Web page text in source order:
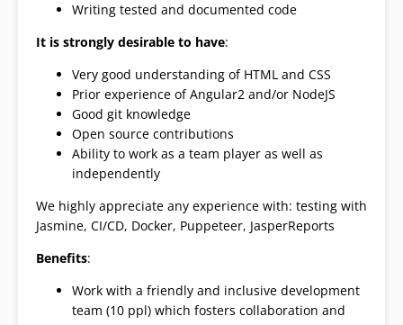
Writing tested and documented code
It is strongly desirable to have:
Very good understanding of HTML and CSS
Prior experience of Angular2 and/or NodeJS
Good git knowledge
Open source contributions
Ability to work as a team player as well as
independently
We highly appreciate any experience with: testing with
Jasmine, CI/CD, Docker, Puppeteer, JasperReports
Benefits:
Work with a friendly and inclusive development
team (10 ppl) which fosters collaboration and